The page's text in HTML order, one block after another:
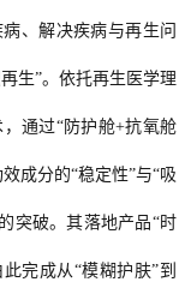
、解决疾病与再生问
生”。依托再生医学理
通过“防护舱+抗氧舱
成分的“稳定性”与“吸
突破。其落地产品“时
完成从“模糊护肤”到